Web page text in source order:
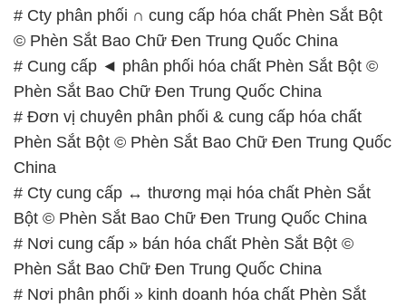
# Cty phân phối ∩ cung cấp hóa chất Phèn Sắt Bột
© Phèn Sắt Bao Chữ Đen Trung Quốc China
# Cung cấp ◄ phân phối hóa chất Phèn Sắt Bột ©
Phèn Sắt Bao Chữ Đen Trung Quốc China
# Đơn vị chuyên phân phối & cung cấp hóa chất
Phèn Sắt Bột © Phèn Sắt Bao Chữ Đen Trung Quốc
China
# Cty cung cấp ↔ thương mại hóa chất Phèn Sắt
Bột © Phèn Sắt Bao Chữ Đen Trung Quốc China
# Nơi cung cấp » bán hóa chất Phèn Sắt Bột ©
Phèn Sắt Bao Chữ Đen Trung Quốc China
# Nơi phân phối » kinh doanh hóa chất Phèn Sắt